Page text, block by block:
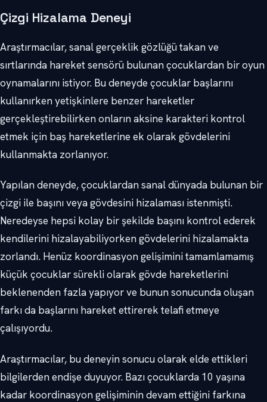
Çizgi Hizalama Deneyi
Araştırmacılar, sanal gerçeklik gözlüğü takan ve
sırtlarında hareket sensörü bulunan çocuklardan bir oyun
oynamalarını istiyor. Bu deneyde çocuklar başlarını
kullanırken yetişkinlere benzer hareketler
gerçekleştirebilirken onların aksine karakteri kontrol
etmek için baş hareketlerine ek olarak gövdelerini
kullanmakta zorlanıyor.
Yapılan deneyde, çocuklardan sanal dünyada bulunan bir
çizgi ile başını veya gövdesini hizalaması istenmişti.
Neredeyse hepsi kolay bir şekilde başını kontrol ederek
kendilerini hizalayabiliyorken gövdelerini hizalamakta
zorlandı. Henüz koordinasyon gelişimini tamamlamamış
küçük çocuklar sürekli olarak gövde hareketlerini
beklenenden fazla yapıyor ve bunun sonucunda oluşan
farkı da başlarını hareket ettirerek telafi etmeye
çalışıyordu.
Araştırmacılar, bu deneyin sonucu olarak elde ettikleri
bilgilerden endişe duyuyor. Bazı çocuklarda 10 yaşına
kadar koordinasyon gelişiminin devam ettiğini farkına